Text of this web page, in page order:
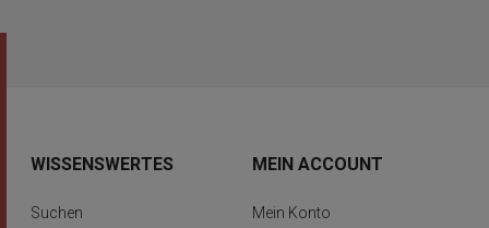
WISSENSWERTES
Suchen
MEIN ACCOUNT
Mein Konto